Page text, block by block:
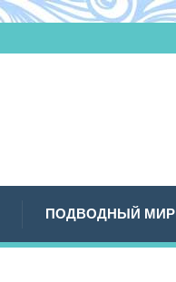
ПОДВОДНЫЙ МИР